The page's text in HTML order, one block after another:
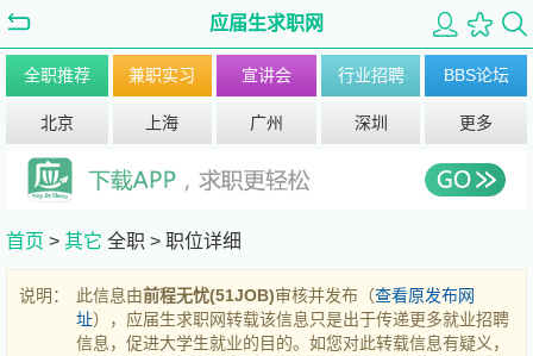
应届生求职网
全职推荐 兼职实习 宣讲会 行业招聘 BBS论坛
北京 上海 广州 深圳 更多
首页 > 其它 全职 > 职位详细
说明： 此信息由前程无忧(51JOB)审核并发布（查看原发布网
址），应届生求职网转载该信息只是出于传递更多就业招聘
信息，促进大学生就业的目的。如您对此转载信息有疑义，